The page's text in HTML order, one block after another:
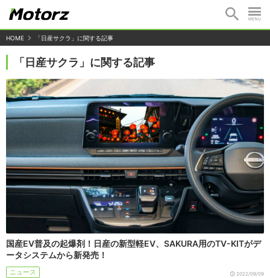
HOME 「日産サクラ」に関する記事
「日産サクラ」に関する記事
国産EV普及の起爆剤！日産の新型軽EV、SAKURA用のTV-KITがデ
ータシステムから新発売！
ニュース 2022/09/09